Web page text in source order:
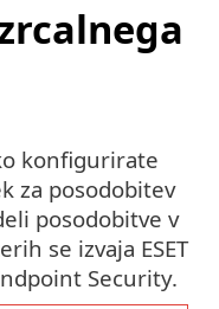
konfigurirate
za posodobitev
posodobitve v
se izvaja ESET
Security.